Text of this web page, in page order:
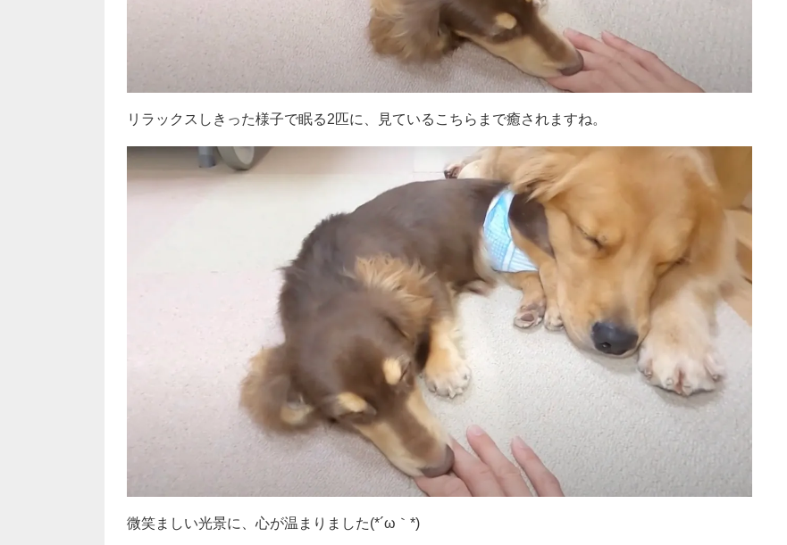
リラックスしきった様子で眠る2匹に、見ているこちらまで癒されますね。
微笑ましい光景に、心が温まりました(*´ω｀*)